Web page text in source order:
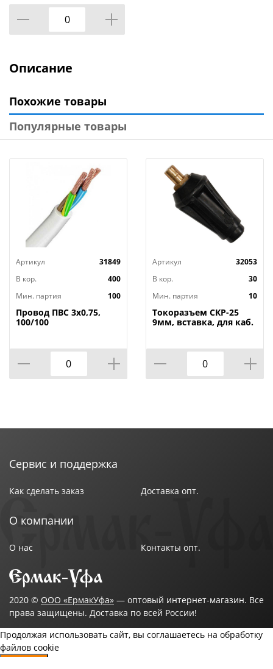
Описание
Похожие товары
Популярные товары
Артикул
31849
В кор.
400
Мин. партия
100
Провод ПВС 3х0,75,
100/100
Артикул
32053
В кор.
30
Мин. партия
10
Токоразъем СКР-25
9мм, вставка, для каб.
Сервис и поддержка
Как сделать заказ Доставка опт.
О компании
О нас Контакты опт.
2020 © ООО «ЕрмакУфа» — оптовый интернет-магазин. Все
права защищены. Доставка по всей России!
Продолжая использовать сайт, вы соглашаетесь на обработку
файлов cookie